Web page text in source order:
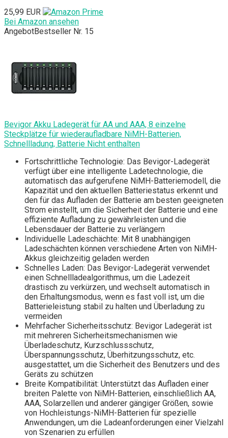
25,99 EUR
Bei Amazon ansehen
AngebotBestseller Nr. 15
Bevigor Akku Ladegerät für AA und AAA, 8 einzelne
Steckplätze für wiederaufladbare NiMH-Batterien,
Schnellladung, Batterie Nicht enthalten
Fortschrittliche Technologie: Das Bevigor-Ladegerät
verfügt über eine intelligente Ladetechnologie, die
automatisch das aufgerufene NiMH-Batteriemodell, die
Kapazität und den aktuellen Batteriestatus erkennt und
den für das Aufladen der Batterie am besten geeigneten
Strom einstellt, um die Sicherheit der Batterie und eine
effiziente Aufladung zu gewährleisten und die
Lebensdauer der Batterie zu verlängern
Individuelle Ladeschächte: Mit 8 unabhängigen
Ladeschächten können verschiedene Arten von NiMH-
Akkus gleichzeitig geladen werden
Schnelles Laden: Das Bevigor-Ladegerät verwendet
einen Schnellladealgorithmus, um die Ladezeit
drastisch zu verkürzen, und wechselt automatisch in
den Erhaltungsmodus, wenn es fast voll ist, um die
Batterieleistung stabil zu halten und Überladung zu
vermeiden
Mehrfacher Sicherheitsschutz: Bevigor Ladegerät ist
mit mehreren Sicherheitsmechanismen wie
Überladeschutz, Kurzschlussschutz,
Überspannungsschutz, Überhitzungsschutz, etc.
ausgestattet, um die Sicherheit des Benutzers und des
Geräts zu schützen
Breite Kompatibilität: Unterstützt das Aufladen einer
breiten Palette von NiMH-Batterien, einschließlich AA,
AAA, Solarzellen und anderer gängiger Größen, sowie
von Hochleistungs-NiMH-Batterien für spezielle
Anwendungen, um die Ladeanforderungen einer Vielzahl
von Szenarien zu erfüllen